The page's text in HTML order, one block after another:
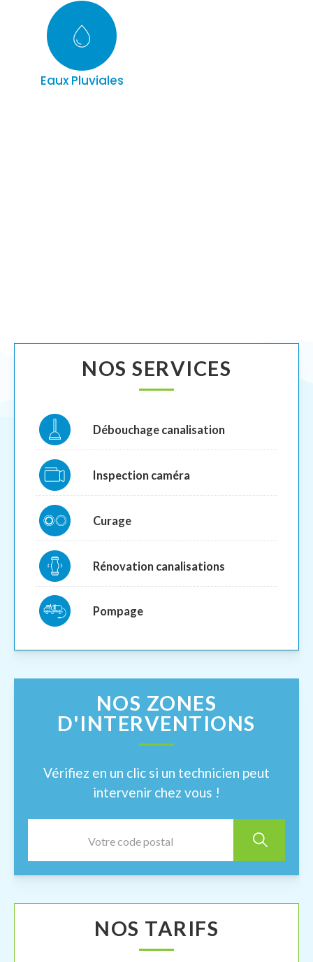
Eaux Pluviales
NOS SERVICES
Débouchage canalisation
Inspection caméra
Curage
Rénovation canalisations
Pompage
NOS ZONES
D'INTERVENTIONS
Vérifiez en un clic si un technicien peut
intervenir chez vous !
NOS TARIFS